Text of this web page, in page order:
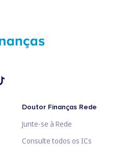
Doutor Finanças Rede
Junte-se à Rede
Consulte todos os ICs